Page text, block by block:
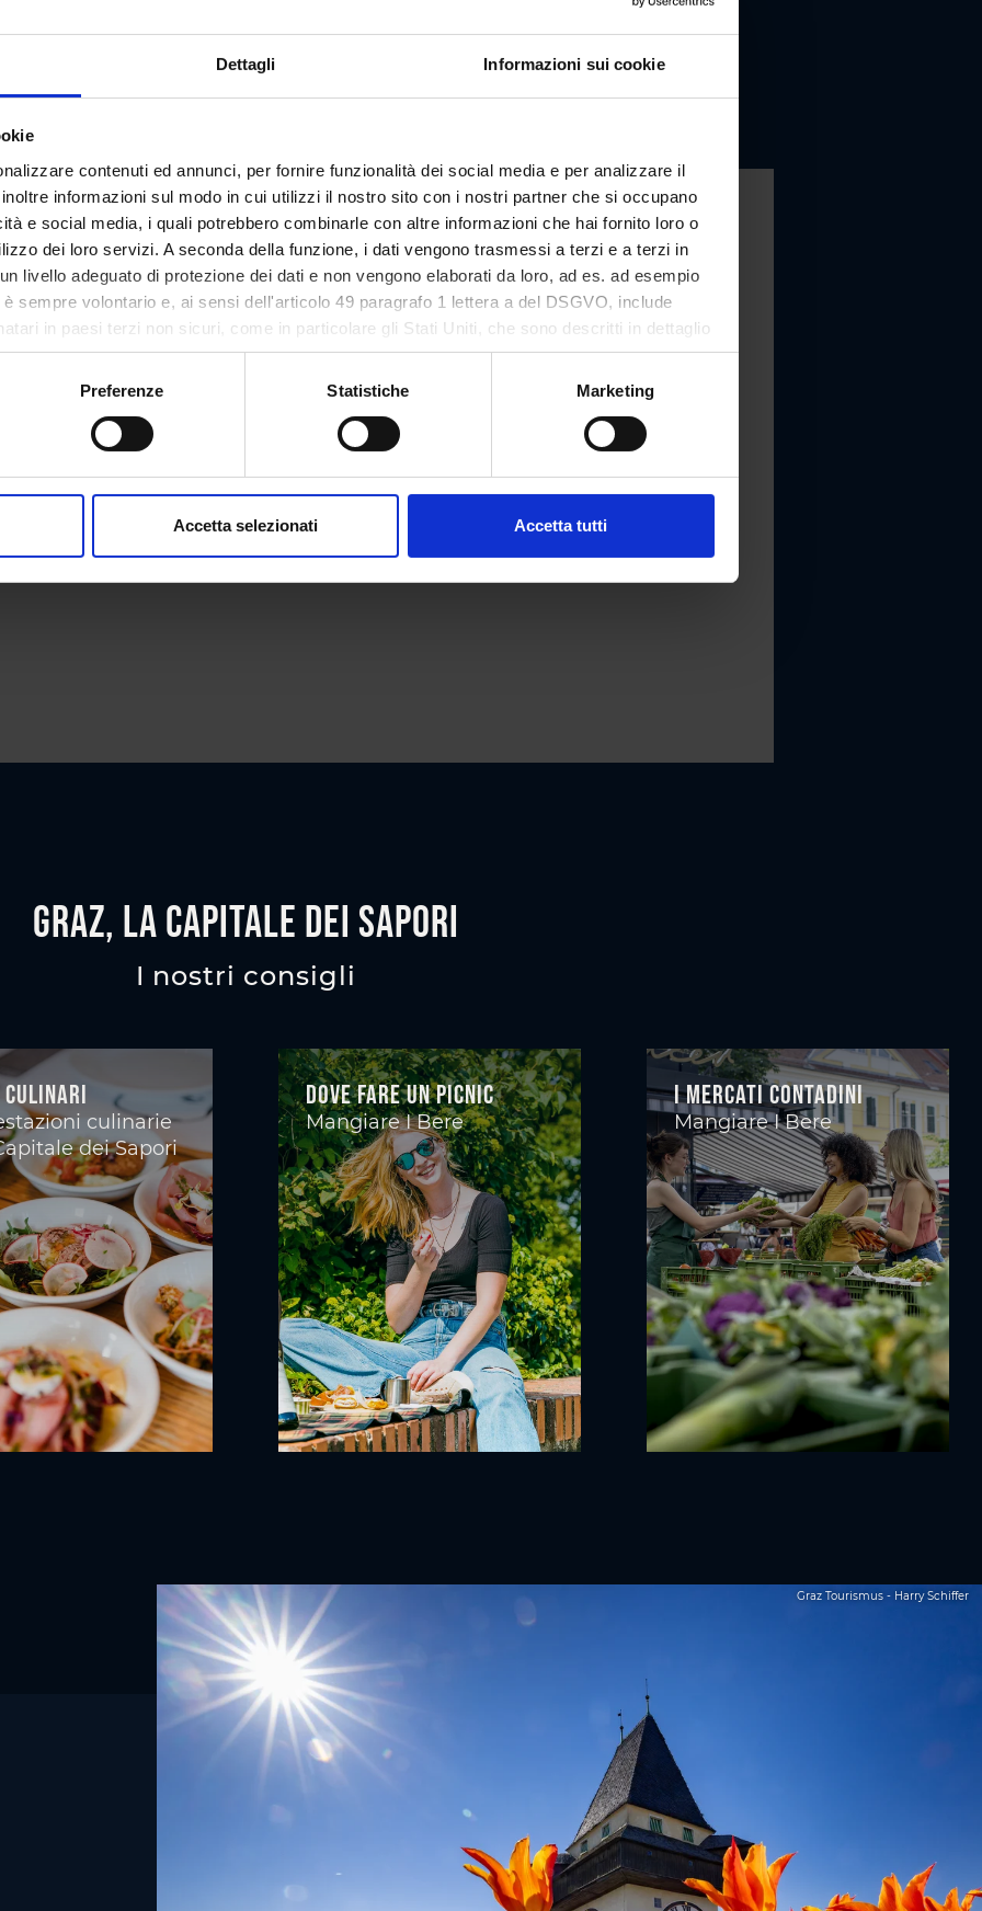
Dettagli Informazioni sui cookie
contenuti ed annunci, per fornire funzionalità dei social media e per analizzare il
informazioni sul modo in cui utilizzi il nostro sito con i nostri partner che si occupano
e social media, i quali potrebbero combinarle con altre informazioni che hai fornito loro o
dei loro servizi. A seconda della funzione, i dati vengono trasmessi a terzi e a terzi in
livello adeguato di protezione dei dati e non vengono elaborati da loro, ad es. ad esempio
sempre volontario e, ai sensi dell'articolo 49 paragrafo 1 lettera a del DSGVO, include
in paesi terzi non sicuri, come in particolare gli Stati Uniti, che sono descritti in dettaglio
dei dati. Il tuo consenso non è richiesto per l'utilizzo del nostro sito Web e può essere
momento sul nostro sito.
Preferenze Statistiche Marketing
Accetta selezionati Accetta tutti
Per visualizzare la mappa, devi accettare i cookie!
Accetta i cookie di marketing
Graz, la capitale dei sapori
I nostri consigli
culinari
culinarie
dei Sapori
Dove fare un picnic
Mangiare I Bere
I mercati contadini
Mangiare I Bere
Graz Tourismus - Harry Schiffer